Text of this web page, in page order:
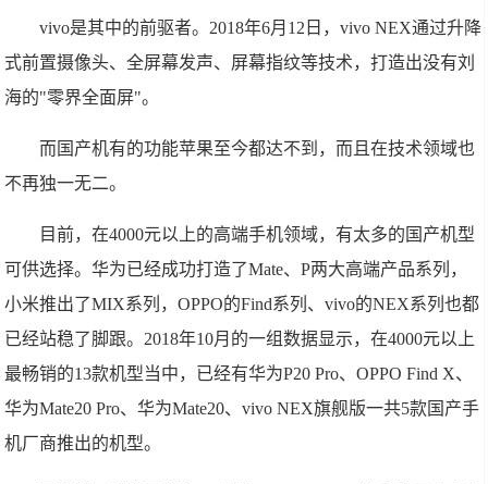
vivo是其中的前驱者。2018年6月12日，vivo NEX通过升降
式前置摄像头、全屏幕发声、屏幕指纹等技术，打造出没有刘
海的"零界全面屏"。
而国产机有的功能苹果至今都达不到，而且在技术领域也
不再独一无二。
目前，在4000元以上的高端手机领域，有太多的国产机型
可供选择。华为已经成功打造了Mate、P两大高端产品系列，
小米推出了MIX系列，OPPO的Find系列、vivo的NEX系列也都
已经站稳了脚跟。2018年10月的一组数据显示，在4000元以上
最畅销的13款机型当中，已经有华为P20 Pro、OPPO Find X、
华为Mate20 Pro、华为Mate20、vivo NEX旗舰版一共5款国产手
机厂商推出的机型。